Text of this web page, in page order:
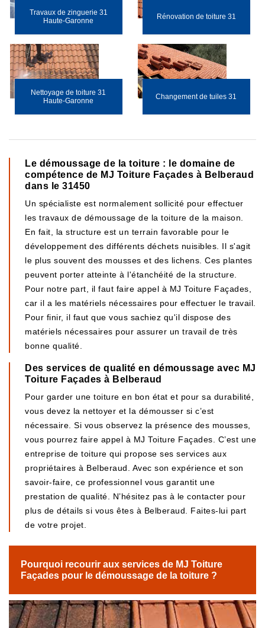
Travaux de zinguerie 31
Haute-Garonne
Rénovation de toiture 31
Nettoyage de toiture 31
Haute-Garonne
Changement de tuiles 31
Le démoussage de la toiture : le domaine de
compétence de MJ Toiture Façades à Belberaud
dans le 31450
Un spécialiste est normalement sollicité pour effectuer
les travaux de démoussage de la toiture de la maison.
En fait, la structure est un terrain favorable pour le
développement des différents déchets nuisibles. Il s'agit
le plus souvent des mousses et des lichens. Ces plantes
peuvent porter atteinte à l'étanchéité de la structure.
Pour notre part, il faut faire appel à MJ Toiture Façades,
car il a les matériels nécessaires pour effectuer le travail.
Pour finir, il faut que vous sachiez qu'il dispose des
matériels nécessaires pour assurer un travail de très
bonne qualité.
Des services de qualité en démoussage avec MJ
Toiture Façades à Belberaud
Pour garder une toiture en bon état et pour sa durabilité,
vous devez la nettoyer et la démousser si c’est
nécessaire. Si vous observez la présence des mousses,
vous pourrez faire appel à MJ Toiture Façades. C’est une
entreprise de toiture qui propose ses services aux
propriétaires à Belberaud. Avec son expérience et son
savoir-faire, ce professionnel vous garantit une
prestation de qualité. N’hésitez pas à le contacter pour
plus de détails si vous êtes à Belberaud. Faites-lui part
de votre projet.
Pourquoi recourir aux services de MJ Toiture
Façades pour le démoussage de la toiture ?